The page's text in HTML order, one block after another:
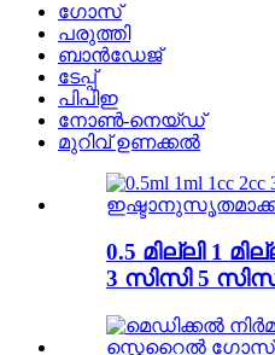
ഗോസ്
പരുത്തി
ബാൻഡേജ്
ടേപ്പ്
പിപിഇ
നോൺ-നെയ്‌ഡ്
മുറിവ് ഉണക്കൽ
0.5 മില്ലി 1
3 സിസി 5